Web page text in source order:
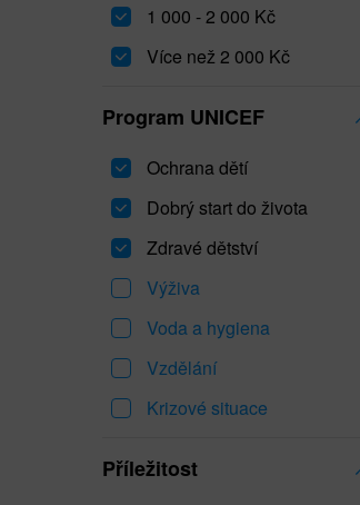
1 000 - 2 000 Kč
Více než 2 000 Kč
Program UNICEF
Ochrana dětí
Dobrý start do života
Zdravé dětství
Výživa
Voda a hygiena
Vzdělání
Krizové situace
Příležitost